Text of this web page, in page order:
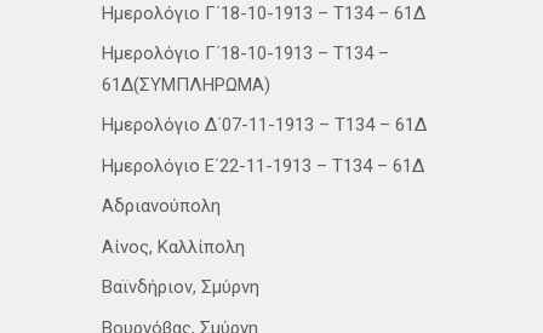
Ημερολόγιο Γ΄18-10-1913 – Τ134 – 61Δ
Ημερολόγιο Γ΄18-10-1913 – Τ134 –
61Δ(ΣΥΜΠΛΗΡΩΜΑ)
Ημερολόγιο Δ΄07-11-1913 – Τ134 – 61Δ
Ημερολόγιο Ε΄22-11-1913 – Τ134 – 61Δ
Αδριανούπολη
Αίνος, Καλλίπολη
Βαϊνδήριον, Σμύρνη
Βουρνόβας, Σμύρνη